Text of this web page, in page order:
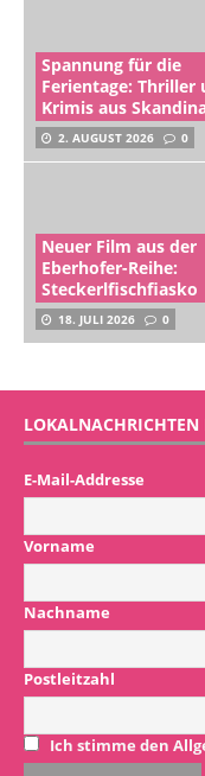
Spannung für die
Ferientage: Thriller
Krimis aus
2. AUGUST 2026 0
Neuer Film aus der
Eberhofer-Reihe:
Steckerlfischfiasko
18. JULI 2026 0
LOKALNACHRICHTEN
E-Mail-Addresse
Vorname
Nachname
Postleitzahl
Ich stimme den